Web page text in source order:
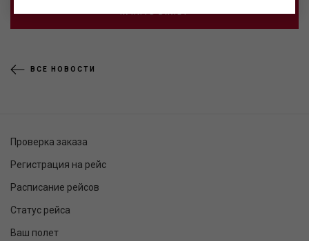
ВСЕ НОВОСТИ
Проверка заказа
Регистрация на рейс
Расписание рейсов
Статус рейса
Ваш полет